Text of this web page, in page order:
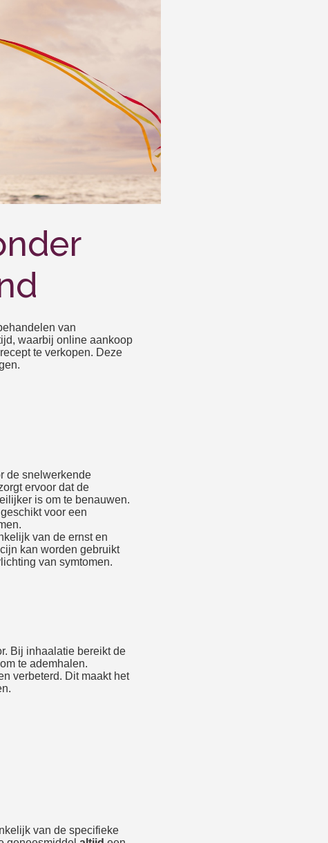
van
waarbij online aankoop
te verkopen. Deze
de snelwerkende
ervoor dat de
is om te benauwen.
voor een
van de ernst en
kan worden gebruikt
van symtomen.
Bij inhaalatie bereikt de
te ademhalen.
verbeterd. Dit maakt het
van de specifieke